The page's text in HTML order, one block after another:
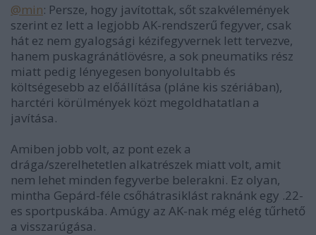
@min: Persze, hogy javítottak, sőt szakvélemények
szerint ez lett a legjobb AK-rendszerű fegyver, csak
hát ez nem gyalogsági kézifegyvernek lett tervezve,
hanem puskagránátlövésre, a sok pneumatiks rész
miatt pedig lényegesen bonyolultabb és
költségesebb az előállítása (pláne kis szériában),
harctéri körülmények közt megoldhatatlan a
javítása.
Amiben jobb volt, az pont ezek a
drága/szerelhetetlen alkatrészek miatt volt, amit
nem lehet minden fegyverbe belerakni. Ez olyan,
mintha Gepárd-féle csőhátrasiklást raknánk egy .22-
es sportpuskába. Amúgy az AK-nak még elég tűrhető
a visszarúgása.